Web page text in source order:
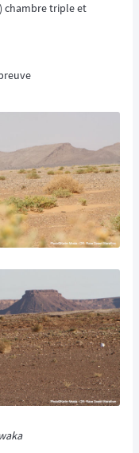
chambre triple et